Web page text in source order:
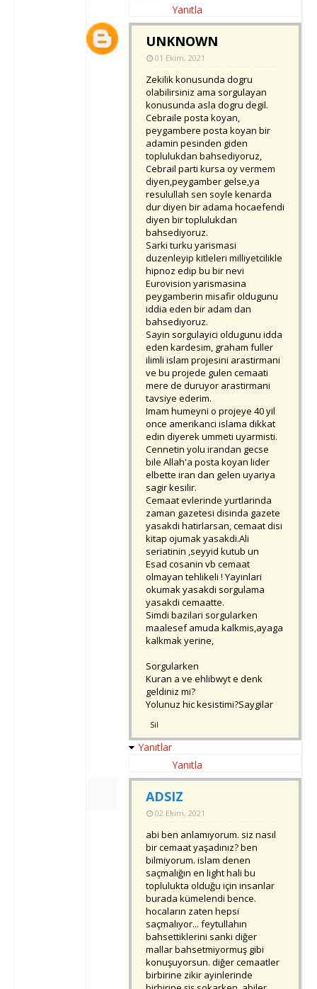
Yanıtla
UNKNOWN
01 Ekim, 2021
Zekilik konusunda dogru
olabilirsiniz ama sorgulayan
konusunda asla dogru degil.
Cebraile posta koyan,
peygambere posta koyan bir
adamin pesinden giden
toplulukdan bahsediyoruz,
Cebrail parti kursa oy vermem
diyen,peygamber gelse,ya
resulullah sen soyle kenarda
dur diyen bir adama hocaefendi
diyen bir toplulukdan
bahsediyoruz.
Sarki turku yarismasi
duzenleyip kitleleri milliyetcilikle
hipnoz edip bu bir nevi
Eurovision yarismasina
peygamberin misafir oldugunu
iddia eden bir adam dan
bahsediyoruz.
Sayin sorgulayici oldugunu idda
eden kardesim, graham fuller
ilimli islam projesini arastirmani
ve bu projede gulen cemaati
mere de duruyor arastirmani
tavsiye ederim.
Imam humeyni o projeye 40 yil
once amerikanci islama dikkat
edin diyerek ummeti uyarmisti.
Cennetin yolu irandan gecse
bile Allah'a posta koyan lider
elbette iran dan gelen uyariya
sagir kesilir.
Cemaat evlerinde yurtlarinda
zaman gazetesi disinda gazete
yasakdi hatirlarsan, cemaat disi
kitap ojumak yasakdi.Ali
seriatinin ,seyyid kutub un
Esad cosanin vb cemaat
olmayan tehlikeli ! Yayinlari
okumak yasakdi sorgulama
yasakdi cemaatte.
Simdi bazilari sorgularken
maalesef amuda kalkmis,ayaga
kalkmak yerine,
Sorgularken
Kuran a ve ehlibwyt e denk
geldiniz mi?
Yolunuz hic kesistimi?Saygilar
Sil
Yanıtlar
Yanıtla
ADSIZ
02 Ekim, 2021
abi ben anlamıyorum. siz nasıl
bir cemaat yaşadınız? ben
bilmiyorum. islam denen
saçmalığın en light hali bu
toplulukta olduğu için insanlar
burada kümelendi bence.
hocaların zaten hepsi
saçmalıyor... feytullahın
bahsettiklerini sanki diğer
mallar bahsetmiyormuş gibi
konuşuyorsun. diğer cemaatler
birbirine zikir ayinlerinde